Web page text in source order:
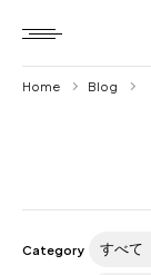
Home Blog
Category